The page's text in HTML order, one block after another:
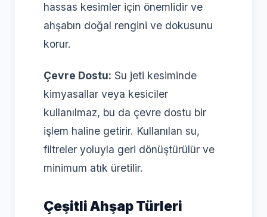
hassas kesimler için önemlidir ve
ahşabın doğal rengini ve dokusunu
korur.
Çevre Dostu: Su jeti kesiminde
kimyasallar veya kesiciler
kullanılmaz, bu da çevre dostu bir
işlem haline getirir. Kullanılan su,
filtreler yoluyla geri dönüştürülür ve
minimum atık üretilir.
Çeşitli Ahşap Türleri